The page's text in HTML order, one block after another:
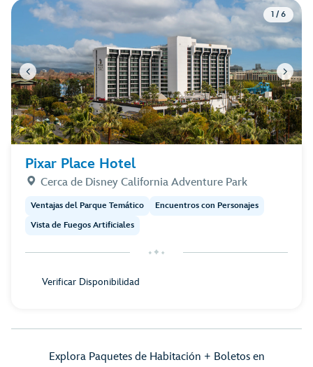
1 / 6
Pixar Place Hotel
Cerca de Disney California Adventure Park
Ventajas del Parque Temático
Encuentros con Personajes
Vista de Fuegos Artificiales
Verificar Disponibilidad
Explora Paquetes de Habitación + Boletos en